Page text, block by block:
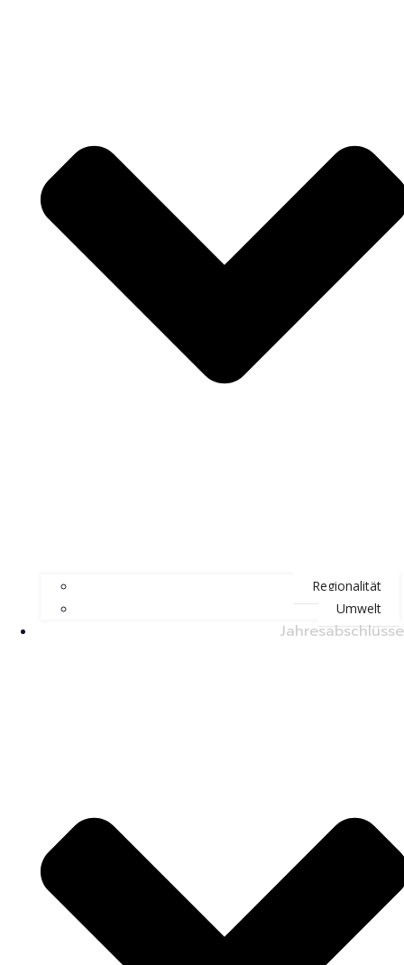
Regionalität
Umwelt
Jahresabschlüsse